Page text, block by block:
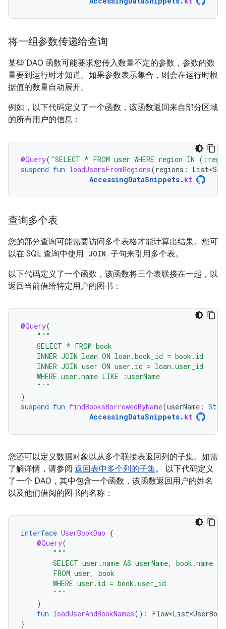
将一组参数传递给查询
某些 DAO 函数可能要求您传入数量不定的参数，参数的数
量要到运行时才知道。如果参数表示集合，则会在运行时根
据值的数量自动展开。
例如，以下代码定义了一个函数，该函数返回来自部分区域
的所有用户的信息：
@Query( "SELECT * FROM user WHERE region IN
suspend fun loadUsersFromRegions(regions :
AccessingDataSnippets. kt
查询多个表
您的部分查询可能需要访问多个表格才能计算出结果。您可
以在 SQL 查询中使用 JOIN 子句来引用多个表。
以下代码定义了一个函数，该函数将三个表联接在一起，以
返回当前借给特定用户的图书：
@Query(
"""
    SELECT * FROM book
    INNER JOIN loan ON loan.book_id = book.id
    INNER JOIN user ON user.id = loan.user_id
    WHERE user.name LIKE :userName
    """
)
suspend fun findBooksBorrowedByName(userName :
AccessingDataSnippets. kt
您还可以定义数据对象以从多个联接表返回列的子集。如需
了解详情，请参阅 返回表中多个列的子集。 以下代码定义
了一个 DAO，其中包含一个函数，该函数返回用户的姓名
以及他们借阅的图书的名称：
interface UserBookDao {
@Query(
"""
SELECT user.name AS userName, book.name
        FROM user, book
        WHERE user.id = book.user_id
        """
)
fun loadUserAndBookNames():
}